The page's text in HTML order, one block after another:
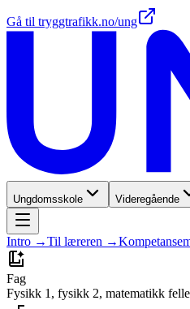
Gå til tryggtrafikk.no/ung
Ungdomsskole Videregående
Intro →Til læreren →
Fag
Fysikk 1, fysikk 2, matematikk